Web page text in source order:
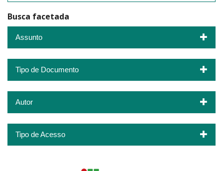
Busca facetada
Assunto
Tipo de Documento
Autor
Tipo de Acesso